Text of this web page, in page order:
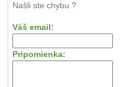
Našli ste chybu ?
Váš email:
Pripomienka: